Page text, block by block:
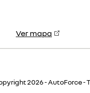
Ver mapa
2026-AutoForce -